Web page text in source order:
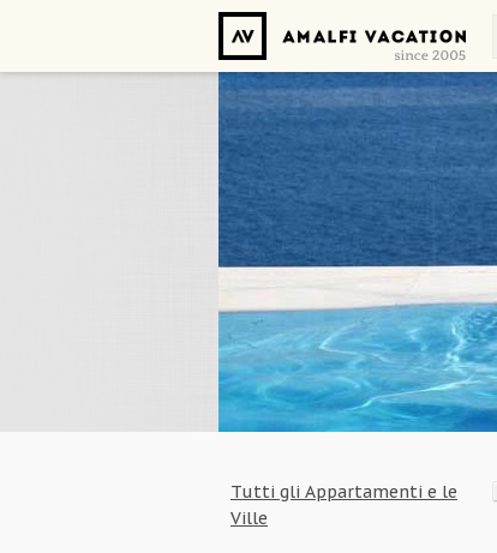
Tutti gli Appartamenti e le
Ville